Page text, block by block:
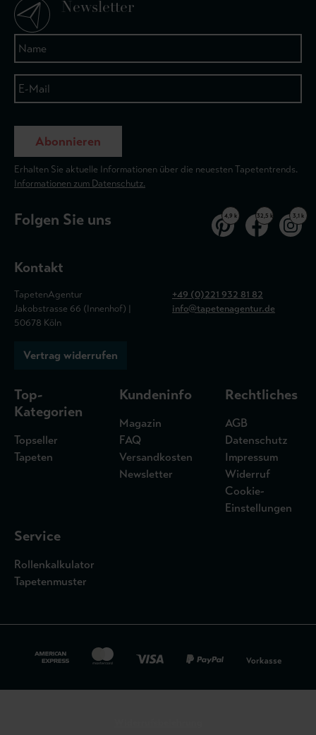
Newsletter
Abonnieren
Erhalten Sie aktuelle Informationen über die neuesten Tapetentrends.
Informationen zum Datenschutz.
Folgen Sie uns 4,9 k 32,5 k 3,1 k
Kontakt
TapetenAgentur
Jakobstrasse 66 (Innenhof) |
50678 Köln
+49 (0)221 932 81 82
info@tapetenagentur.de
Vertrag widerrufen
Top-
Kategorien
Topseller
Tapeten
Kundeninfo
Magazin
FAQ
Versandkosten
Newsletter
Rechtliches
AGB
Datenschutz
Impressum
Widerruf
Cookie-
Einstellungen
Service
Rollenkalkulator
Tapetenmuster